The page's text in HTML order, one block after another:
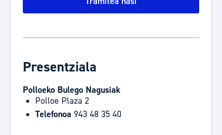
Presentziala
Polloeko Bulego Nagusiak
Polloe Plaza 2
Telefonoa 943 48 35 40